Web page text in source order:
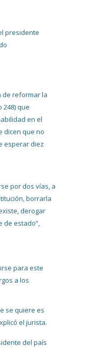
presidente
de reformar la
que
en el
dicen que no
esperar diez
por dos vías, a
borrarla
derogar
de estado”,
para este
a los
se quiere es
el jurista.
del país